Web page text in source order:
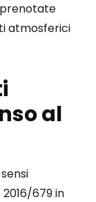
prenotate
atmosferici
al
679 in